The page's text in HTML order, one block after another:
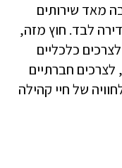
מאד שירותים
לבד. חוץ מזה,
כלכליים
לצרכים חברתיים
של חיי קהילה